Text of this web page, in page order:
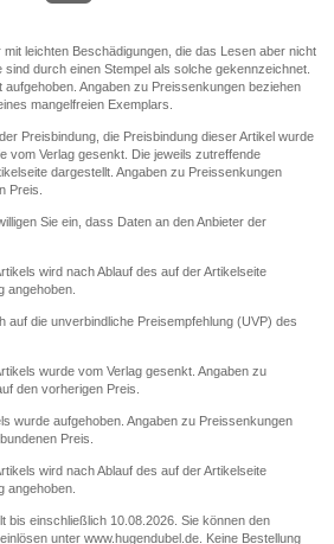
leichten Beschädigungen, die das Lesen aber nicht
durch einen Stempel als solche gekennzeichnet.
Angaben zu Preissenkungen beziehen
mangelfreien Exemplars.
Preisbindung, die Preisbindung dieser Artikel wurde
vom Verlag gesenkt. Die jeweils zutreffende
dargestellt. Angaben zu Preissenkungen
Preis.
Sie ein, dass Daten an den Anbieter der
wird nach Ablauf des auf der Artikelseite
angehoben.
auf die unverbindliche Preisempfehlung (UVP) des
wurde vom Verlag gesenkt. Angaben zu
den vorherigen Preis.
wurde aufgehoben. Angaben zu Preissenkungen
Preis.
wird nach Ablauf des auf der Artikelseite
angehoben.
bis einschließlich 10.08.2026. Sie können den
unter www.hugendubel.de. Keine Bestellung